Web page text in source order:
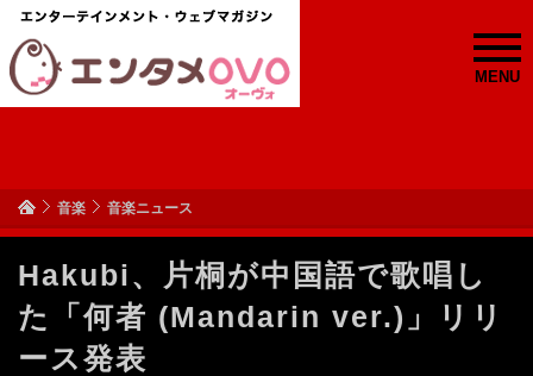
MENU
音楽 音楽ニュース
Hakubi、片桐が中国語で歌唱し
た「何者 (Mandarin ver.)」リリ
ース発表